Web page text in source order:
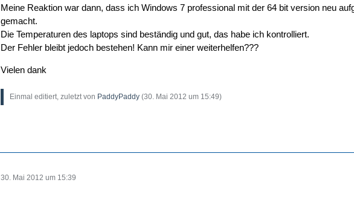
Meine Reaktion war dann, dass ich Windows 7 professional mit der 64 bit version neu
gemacht.
Die Temperaturen des laptops sind beständig und gut, das habe ich kontrolliert.
Der Fehler bleibt jedoch bestehen! Kann mir einer weiterhelfen???
Vielen dank
Einmal editiert, zuletzt von PaddyPaddy (30. Mai 2012 um 15:49)
30. Mai 2012 um 15:39